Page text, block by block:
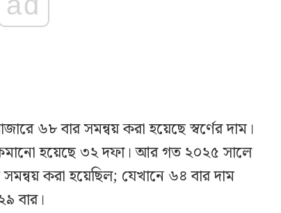
৬৮ বার সমন্বয় করা হয়েছে স্বর্ণের দাম।
হয়েছে ৩২ দফা। আর গত ২০২৫ সালে
করা হয়েছিল; যেখানে ৬৪ বার দাম
বার।